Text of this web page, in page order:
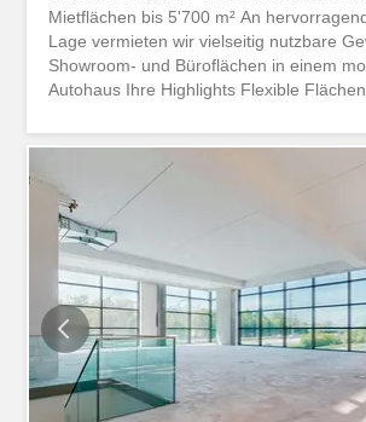
Mietflächen bis 5'700 m² An
Lage vermieten wir vielseitig nutzbare
Showroom- und Büroflächen in einem
Autohaus Ihre Highlights Flexible
durchgehend bodentiefen FensternNach
und Bedürfnissen ausgebautAutolift mit
sämtlicher ObergeschosseRaumhöhe
1.OGBodentraglast von 500kg/m2Ein
100m2Ausgebaute Sanitäranlagen auf
Übersicht aller verfügbaren Flächen und
finden Sie unter: https://
id=D1C968C9&language=de&bacp-
Überzeugen Sie sich selbst von den
Nutzungsmöglichkeiten. Gerne zeigen
Flächen bei einer persönlichen
uns auf Ihre Kontaktaufnahme. Ihr